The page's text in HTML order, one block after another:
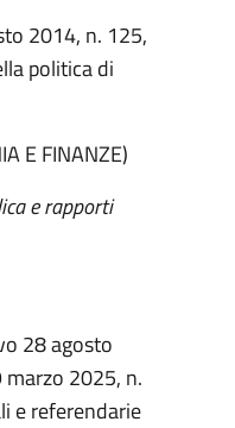
2014, n. 125,
politica di
E FINANZE)
e rapporti
28 agosto
2025, n.
e referendarie